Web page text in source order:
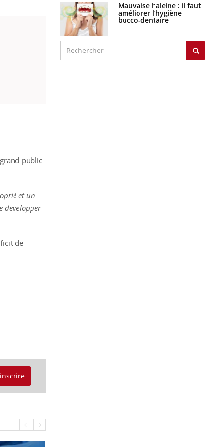
public
et un
développer
de
graves
Maladie de Charcot
amyotrophique)